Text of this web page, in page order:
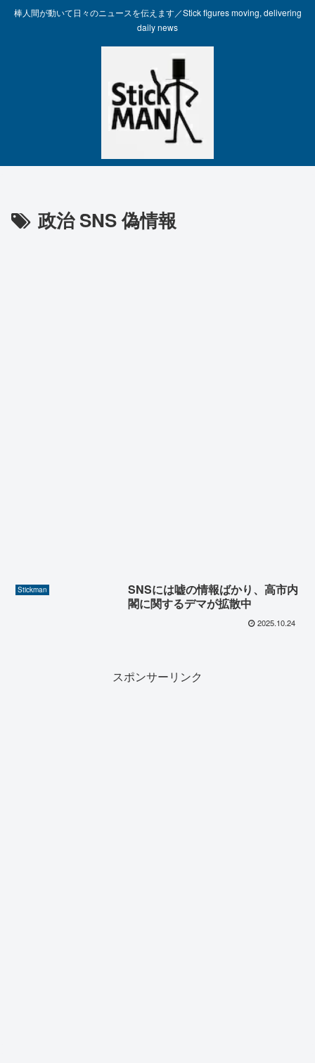
棒人間が動いて日々のニュースを伝えます／Stick figures moving, delivering
daily news
政治 SNS 偽情報
Stickman
SNSには嘘の情報ばかり、高市内
閣に関するデマが拡散中
2025.10.24
スポンサーリンク